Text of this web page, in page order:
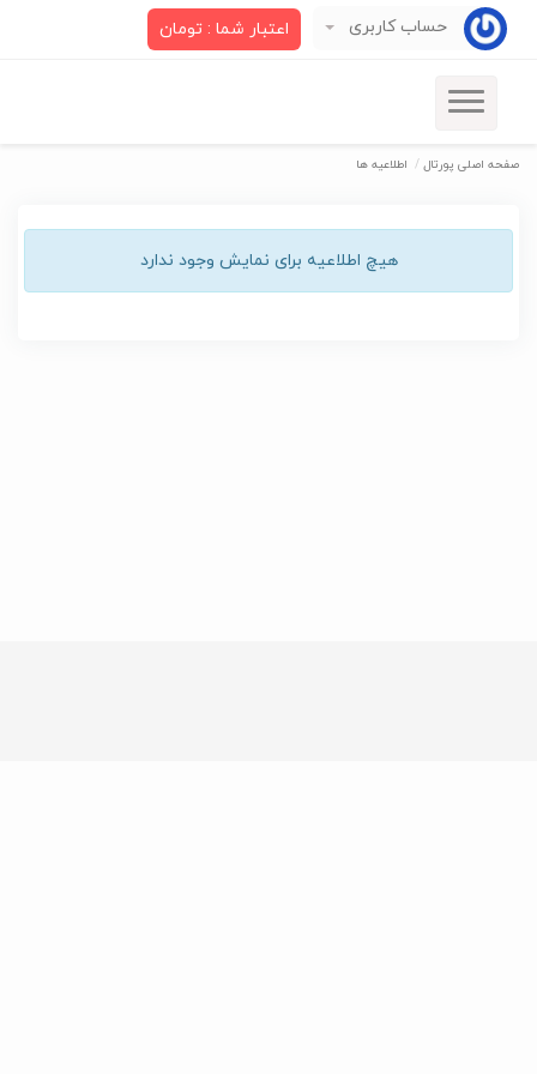
حساب کاربری اعتبار شما : تومان
صفحه اصلی پورتال اطلاعیه ها
هیچ اطلاعیه برای نمایش وجود ندارد